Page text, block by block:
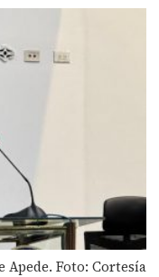
Apede. Foto: Cortesía